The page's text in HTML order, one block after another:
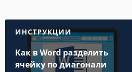
ИНСТРУКЦИИ
Как в Word разделить
ячейку по диагонали